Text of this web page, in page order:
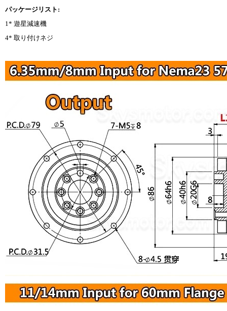
パッケージリスト:
1* 遊星減速機
4* 取り付けネジ